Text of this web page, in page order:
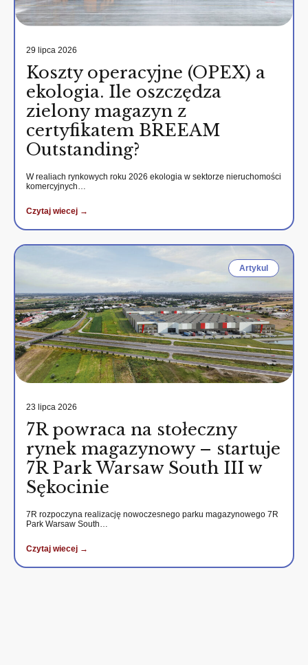
29 lipca 2026
Koszty operacyjne (OPEX) a
ekologia. Ile oszczędza
zielony magazyn z
certyfikatem BREEAM
Outstanding?
W realiach rynkowych roku 2026 ekologia w sektorze nieruchomości
komercyjnych…
Czytaj wiecej →
Artykul
23 lipca 2026
7R powraca na stołeczny
rynek magazynowy – startuje
7R Park Warsaw South III w
Sękocinie
7R rozpoczyna realizację nowoczesnego parku magazynowego 7R
Park Warsaw South…
Czytaj wiecej →